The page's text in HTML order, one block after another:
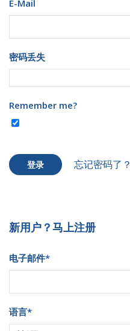
E-Mail
密码丢失
Remember me?
登录 忘记密码了？
新用户？马上注册
电子邮件*
语言*